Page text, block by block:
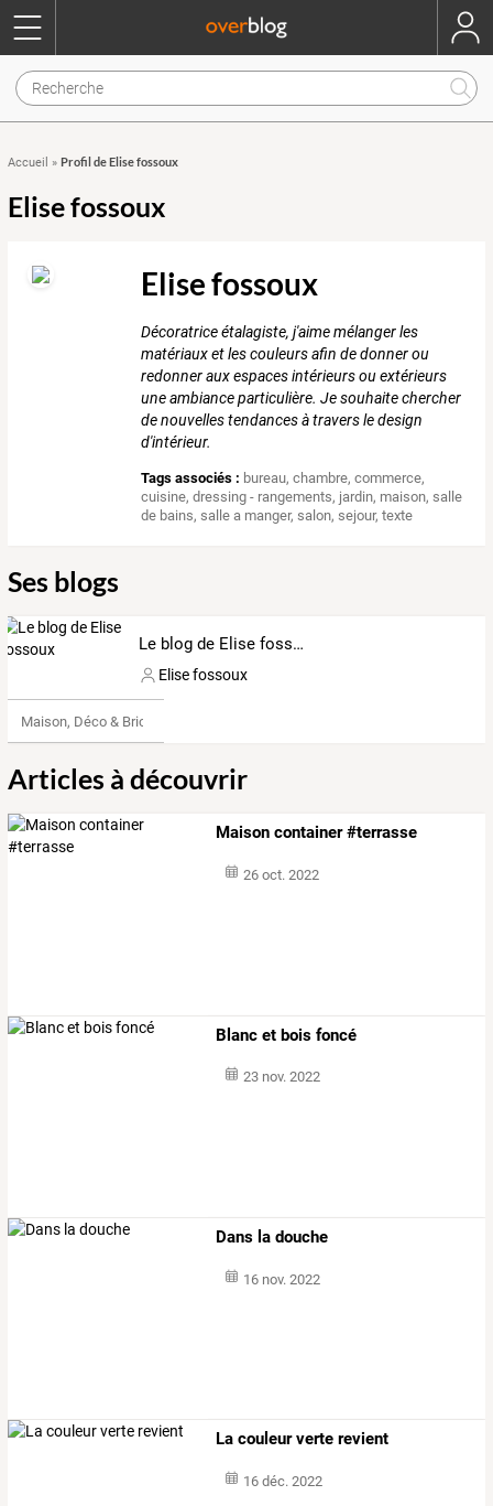
Accueil » Profil de Elise fossoux
Elise fossoux
Elise fossoux
Décoratrice étalagiste, j'aime mélanger les
matériaux et les couleurs afin de donner ou
redonner aux espaces intérieurs ou extérieurs
une ambiance particulière. Je souhaite chercher
de nouvelles tendances à travers le design
d'intérieur.
Tags associés : bureau,chambre,commerce,
cuisine,dressing - rangements, jardin, maison,salle
de bains,salle a manger,salon,sejour,texte
Ses blogs
Le blog de Elise fossoux
Elise fossoux
Maison, Déco & Bricolage
Articles à découvrir
Maison container #terrasse
26 oct. 2022
Blanc et bois foncé
23 nov. 2022
Dans la douche
16 nov. 2022
La couleur verte revient
16 déc. 2022